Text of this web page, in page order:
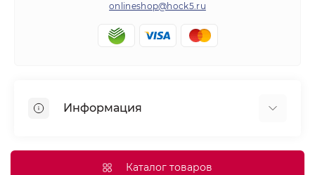
onlineshop@hock5.ru
Информация
Каталог товаров